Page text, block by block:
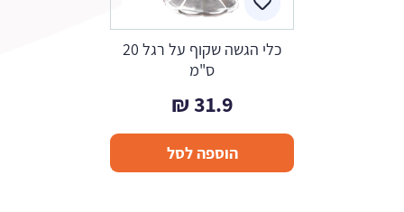
כלי הגשה שקוף על רגל 20
ס"מ
31.9
₪
הוספה לסל